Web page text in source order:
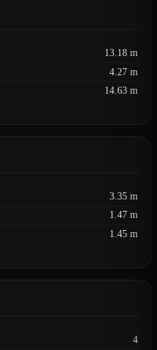
13.18 m
4.27 m
14.63 m
3.35 m
1.47 m
1.45 m
4